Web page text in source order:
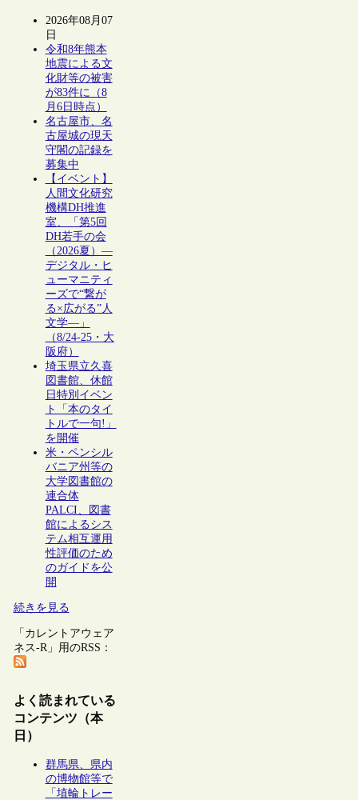
2026年08月07
日
令和8年熊本
地震による文
化財等の被害
が83件に（8
月6日時点）
名古屋市、名
古屋城の現天
守閣の記録を
募集中
【イベント】
人間文化研究
機構DH推進
室、「第5回
DH若手の会
（2026夏）―
デジタル・ヒ
ューマニティ
ーズで“繋が
る×広がる”人
文学―」
（8/24-25・大
阪府）
埼玉県立久喜
図書館、休館
日特別イベン
ト「本のタイ
トルで一句!」
を開催
米・ペンシル
バニア州等の
大学図書館の
連合体
PALCI、図書
館によるシス
テム相互運用
性評価のため
のガイドを公
開
続きを見る
「カレントアウェア
ネス-R」用のRSS：
よく読まれている
コンテンツ（本
日）
群馬県、県内
の博物館等で
「埴輪トレー